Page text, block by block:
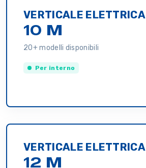
VERTICALE ELETTRICA
10 M
20+ modelli disponibili
Per interno
VERTICALE ELETTRICA
12 M